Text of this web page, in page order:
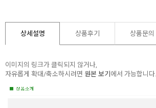
상세설명 상품후기 상품문의
이미지의 링크가 클릭되지 않거나,
자유롭게 확대/축소하시려면 원본 보기에서 가능합니다.